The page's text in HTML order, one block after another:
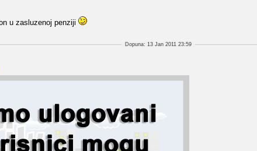
u zasluzenoj penziji
Dopuna: 13 Jan 2011 23:59